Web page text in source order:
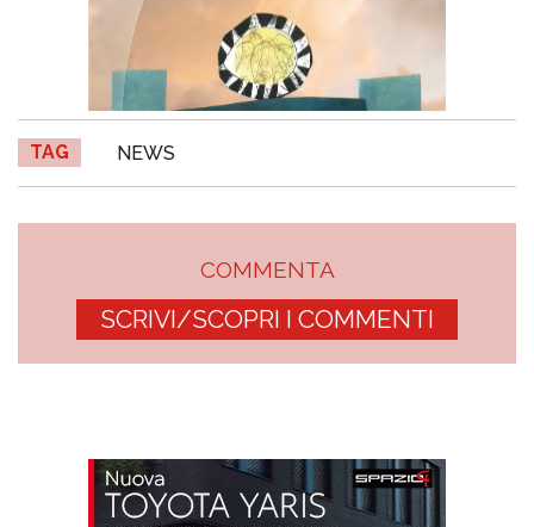
TAG NEWS
COMMENTA
SCRIVI/SCOPRI I COMMENTI